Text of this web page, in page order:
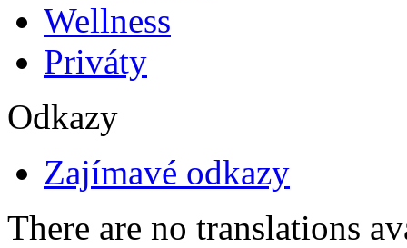
Wellness
Priváty
Odkazy
Zajímavé odkazy
There are no translations